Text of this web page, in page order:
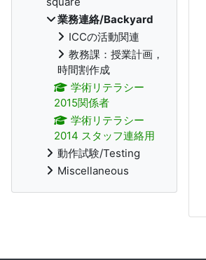
業務連絡/Backyard
ICCの活動関連
教務課：授業計画，
時間割作成
学術リテラシー
2015関係者
学術リテラシー
2014 スタッフ連絡用
動作試験/Testing
Miscellaneous